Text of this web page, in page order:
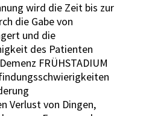
wird die Zeit bis zur
die Gabe von
und die
des Patienten
FRÜHSTADIUM
Verlust von Dingen,